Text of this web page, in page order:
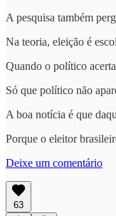
A pesquisa também
Na teoria, eleição é
Quando o político
Só que político não
A boa notícia é que
Porque o eleitor
Deixe um comentário
63